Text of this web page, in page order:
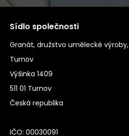
Sídlo společnosti
Granát, družstvo umělecké výroby,
Turnov
Výšinka 1409
511 01 Turnov
Česká republika
IČO: 00030091